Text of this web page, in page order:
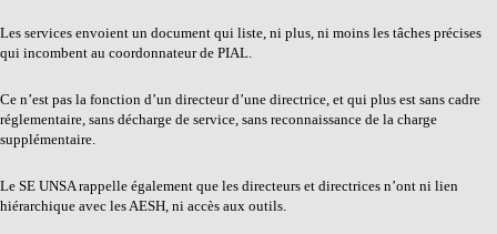
Les services envoient un document qui liste, ni plus, ni moins les tâches précises
qui incombent au coordonnateur de PIAL.
Ce n’est pas la fonction d’un directeur d’une directrice, et qui plus est sans cadre
réglementaire, sans décharge de service, sans reconnaissance de la charge
supplémentaire.
Le SE UNSA rappelle également que les directeurs et directrices n’ont ni lien
hiérarchique avec les AESH, ni accès aux outils.